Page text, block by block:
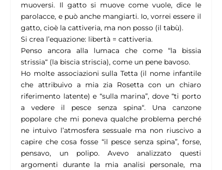
muoversi. Il gatto si muove come vuole, dice le
parolacce, e può anche mangiarti. Io, vorrei essere il
gatto, cioè la cattiveria, ma non posso (il tabù).
Si crea l’equazione: libertà = cattiveria.
Penso ancora alla lumaca che come “la bissia
strissia“ (la biscia striscia), come un pene bavoso.
Ho molte associazioni sulla Tetta (il nome infantile
che attribuivo a mia zia Rosetta con un chiaro
riferimento latente) e “sulla marina”, dove “ti porto
a vedere il pesce senza spina“. Una canzone
popolare che mi poneva qualche problema perché
ne intuivo l’atmosfera sessuale ma non riuscivo a
capire che cosa fosse “il pesce senza spina”, forse,
pensavo, un polipo. Avevo analizzato questi
argomenti durante la mia analisi personale, ma